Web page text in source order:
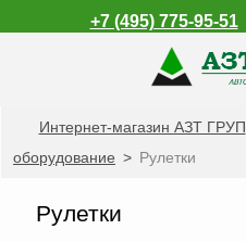
+7 (495) 775-95-51
КАТАЛОГ ПРОДУКЦИИ
Топливораздаточные
Газораздаточные
Интернет-магазин АЗТ ГРУП
оборудование > Рулетки
Рулетки